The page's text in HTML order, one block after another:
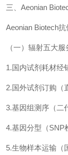
三、 Aeonian
Aeonian Biotech抗
（一）辐射五大服
1.国内试剂耗材经
2.国外试剂订购（
3.基因组测序（二
4.基因分型（SNP
5.生物样本运输（